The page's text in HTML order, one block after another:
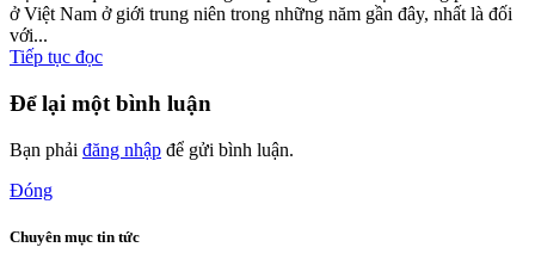
ở Việt Nam ở giới trung niên trong những năm gần đây, nhất là đối
với...
Tiếp tục đọc
Để lại một bình luận
Bạn phải đăng nhập để gửi bình luận.
Đóng
Chuyên mục tin tức